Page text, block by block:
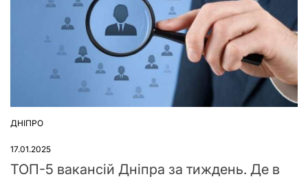
ОПУБЛІКУВАТИ
ДНІПРО
17.01.2025
ТОП-5 вакансій Дніпра за тиждень. Де в